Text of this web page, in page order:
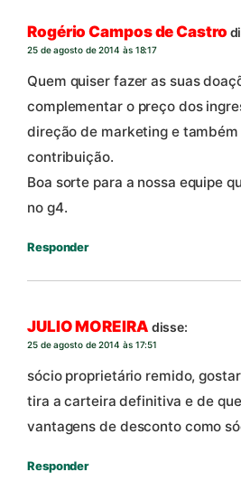
Rogério Campos de Castro
25 de agosto de 2014 às 18:17
Quem quiser fazer as suas
complementar o preço dos
direção de marketing e também
contribuição.
Boa sorte para a nossa equipe
no g4.
Responder
JULIO MOREIRA disse:
25 de agosto de 2014 às 17:51
sócio proprietário remido,
tira a carteira definitiva e de
vantagens de desconto como
Responder